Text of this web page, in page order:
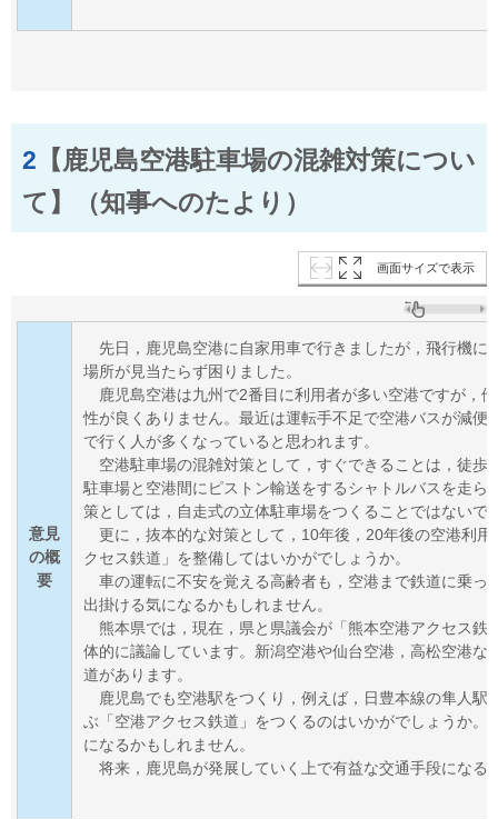
2 【鹿児島空港駐車場の混雑対策につい
て】（知事へのたより）
画面サイズで表示
意見
の概
要
先日，鹿児島空港に自家用車で行きましたが，飛行機に
場所が見当たらず困りました。
鹿児島空港は九州で2番目に利用者が多い空港ですが，
性が良くありません。最近は運転手不足で空港バスが減便
で行く人が多くなっていると思われます。
空港駐車場の混雑対策として，すぐできることは，徒歩
駐車場と空港間にピストン輸送をするシャトルバスを走ら
策としては，自走式の立体駐車場をつくることではないで
更に，抜本的な対策として，10年後，20年後の空港利
クセス鉄道」を整備してはいかがでしょうか。
車の運転に不安を覚える高齢者も，空港まで鉄道に乗っ
出掛ける気になるかもしれません。
熊本県では，現在，県と県議会が「熊本空港アクセス鉄
体的に議論しています。新潟空港や仙台空港，高松空港な
道があります。
鹿児島でも空港駅をつくり，例えば，日豊本線の隼人駅
ぶ「空港アクセス鉄道」をつくるのはいかがでしょうか。
になるかもしれません。
将来，鹿児島が発展していく上で有益な交通手段になる